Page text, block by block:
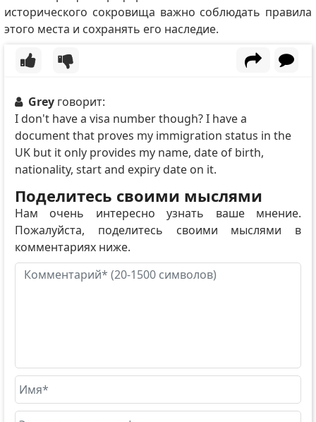
исторического сокровища важно соблюдать правила
этого места и сохранять его наследие.
Grey говорит:
I don't have a visa number though? I have a
document that proves my immigration status in the
UK but it only provides my name, date of birth,
nationality, start and expiry date on it.
Поделитесь своими мыслями
Нам очень интересно узнать ваше мнение.
Пожалуйста, поделитесь своими мыслями в
комментариях ниже.